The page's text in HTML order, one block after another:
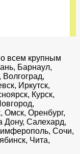
всем крупным
Барнаул,
Иркутск,
Курск,
Омск, Оренбург,
Дону, Салехард,
Сочи,
Чита,